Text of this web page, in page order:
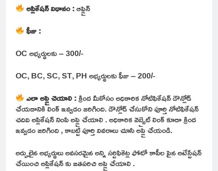
అప్లికేషన్ విధానం :ఆఫ్లైన్
ఫీజు :
OC అభ్యర్థులకు – 300/-
OC, BC, SC, ST, PH అభ్యర్థులకు ఫీజు – 200/-
ఎలా అప్లై చెయాలి :క్రింద మీకోసం అధికారిక నోటిఫికేషన్ డౌన్లోడ్
చేయడానికి లింక్ ఇవ్వడం జరిగింది. డౌన్లోడ్ చేసుకోని పూర్తి నోటిఫికేషన్
చదివి అప్లికేషన్ నింపి అప్లై చేయాలి . అధికారిక వెబ్సైట్ లింక్ కూడా క్రింద
ఇవ్వడం జరిగింది , కాబట్టి పూర్తి వివరాలు చూసి అప్లై చేయండి.
అర్హులైన అభ్యర్థులు అవసరమైన అన్ని సర్టిఫికెట్ల ఫోటో కాపీల పైన అటేస్టేషన్
చేయించి అప్లికేషన్ కు జతపరిచి అప్లై చేయాలి .